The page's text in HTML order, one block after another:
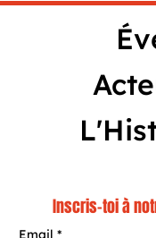
Email *
Inscris-toi à